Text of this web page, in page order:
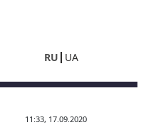
RU UA
11:33, 17.09.2020